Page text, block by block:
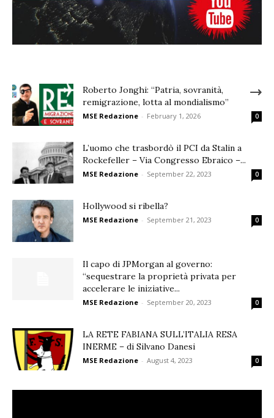
Roberto Jonghi: “Patria, sovranità,
remigrazione, lotta al mondialismo”
MSE Redazione - February 1, 2026 0
L’uomo che trasbordò il PCI da Stalin a
Rockefeller – Via Congresso Ebraico –...
MSE Redazione - September 22, 2023 0
Hollywood si ribella?
MSE Redazione - September 21, 2023 0
Il capo di JPMorgan al governo:
“sequestrare la proprietà privata per
accelerare le iniziative...
MSE Redazione - September 20, 2023 0
LA RETE FABIANA SULL’ITALIA RESA
INERME – di Silvano Danesi
MSE Redazione - August 4, 2023 0